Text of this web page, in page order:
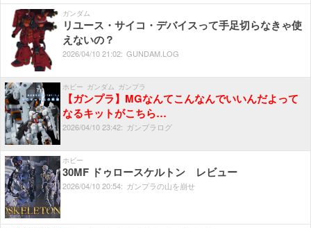
ガンダム
リユース・サイコ・デバイスって手足切らなきゃ使
えないの？
2026/04/1021:02: GUNDAM.LOG
ホビー ガンダム ガンプラ
【ガンプラ】MGなんてこんなんでいいんだよって
なるキットがこちら…
2026/04/10 23:42: ガンプラログ
ホビー
30MF ドゥロースケルトン レビュー
2026/04/1020:54: ガンプラの山を崩せ